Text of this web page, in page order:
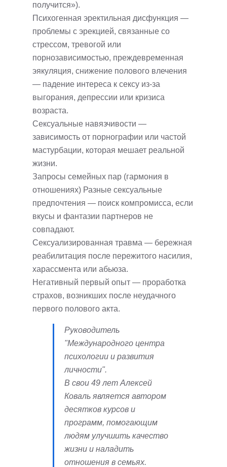
получится»).
Психогенная эректильная дисфункция —
проблемы с эрекцией, связанные со
стрессом, тревогой или
порнозависимостью, преждевременная
эякуляция, cнижение полового влечения
— падение интереса к сексу из-за
выгорания, депрессии или кризиса
возраста.
Сексуальные навязчивости —
зависимость от порнографии или частой
мастурбации, которая мешает реальной
жизни.
Запросы семейных пар (гармония в
отношениях) Разные сексуальные
предпочтения — поиск компромисса, если
вкусы и фантазии партнеров не
совпадают.
Сексуализированная травма — бережная
реабилитация после пережитого насилия,
харассмента или абьюза.
Негативный первый опыт — проработка
страхов, возникших после неудачного
первого полового акта.
Руководитель
"Международного центра
психологии и развития
личности".
В свои 49 лет Алексей
Коваль является автором
десятков курсов и
программ, помогающим
людям улучшить качество
жизни и наладить
отношения в семьях.